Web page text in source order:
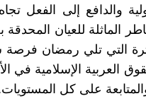
والدافع إلى الفعل
الماثلة للعيان
التي تلي رمضان
العربية الإسلامية في
على كل